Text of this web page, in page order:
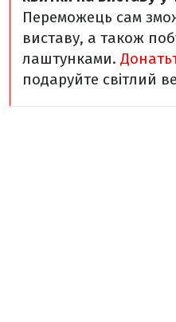
Переможець сам
виставу, а також
лаштунками.
подаруйте світлий